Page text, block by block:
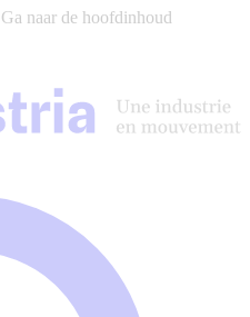
Ga naar de hoofdinhoud